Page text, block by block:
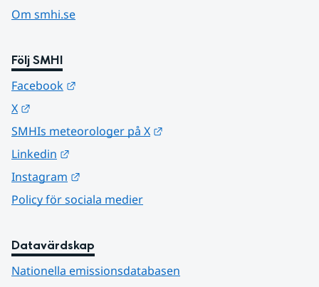
Om smhi.se
Följ SMHI
Facebook
X
SMHIs meteorologer på X
Linkedin
Instagram
Policy för sociala medier
Datavärdskap
Nationella emissionsdatabasen